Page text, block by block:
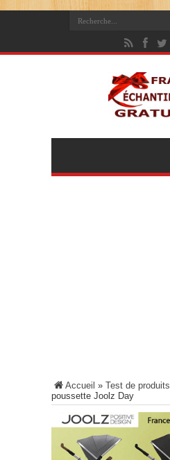
Accueil » Test de produits
poussette Joolz Day